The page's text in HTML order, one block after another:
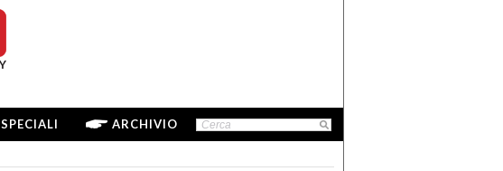
SPECIALI ARCHIVIO